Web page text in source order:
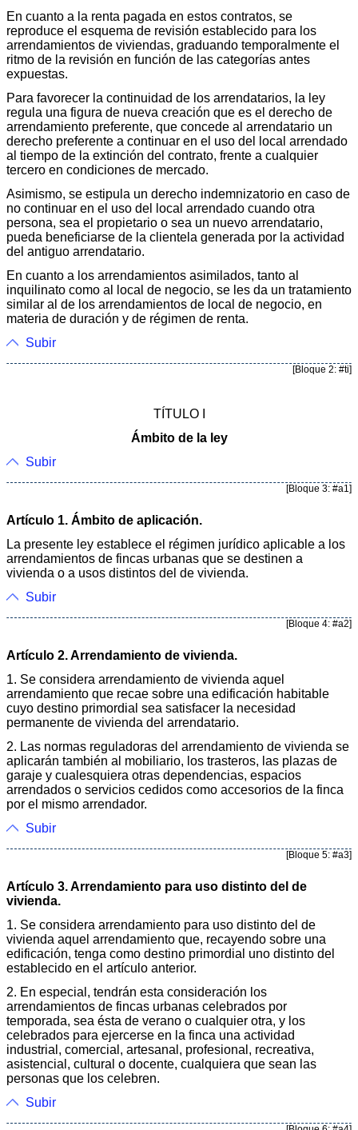
En cuanto a la renta pagada en estos contratos, se
reproduce el esquema de revisión establecido para los
arrendamientos de viviendas, graduando temporalmente el
ritmo de la revisión en función de las categorías antes
expuestas.
Para favorecer la continuidad de los arrendatarios, la ley
regula una figura de nueva creación que es el derecho de
arrendamiento preferente, que concede al arrendatario un
derecho preferente a continuar en el uso del local arrendado
al tiempo de la extinción del contrato, frente a cualquier
tercero en condiciones de mercado.
Asimismo, se estipula un derecho indemnizatorio en caso de
no continuar en el uso del local arrendado cuando otra
persona, sea el propietario o sea un nuevo arrendatario,
pueda beneficiarse de la clientela generada por la actividad
del antiguo arrendatario.
En cuanto a los arrendamientos asimilados, tanto al
inquilinato como al local de negocio, se les da un tratamiento
similar al de los arrendamientos de local de negocio, en
materia de duración y de régimen de renta.
Subir
[Bloque 2: #ti]
TÍTULO I
Ámbito de la ley
Subir
[Bloque 3: #a1]
Artículo 1. Ámbito de aplicación.
La presente ley establece el régimen jurídico aplicable a los
arrendamientos de fincas urbanas que se destinen a
vivienda o a usos distintos del de vivienda.
Subir
[Bloque 4: #a2]
Artículo 2. Arrendamiento de vivienda.
1. Se considera arrendamiento de vivienda aquel
arrendamiento que recae sobre una edificación habitable
cuyo destino primordial sea satisfacer la necesidad
permanente de vivienda del arrendatario.
2. Las normas reguladoras del arrendamiento de vivienda se
aplicarán también al mobiliario, los trasteros, las plazas de
garaje y cualesquiera otras dependencias, espacios
arrendados o servicios cedidos como accesorios de la finca
por el mismo arrendador.
Subir
[Bloque 5: #a3]
Artículo 3. Arrendamiento para uso distinto del de
vivienda.
1. Se considera arrendamiento para uso distinto del de
vivienda aquel arrendamiento que, recayendo sobre una
edificación, tenga como destino primordial uno distinto del
establecido en el artículo anterior.
2. En especial, tendrán esta consideración los
arrendamientos de fincas urbanas celebrados por
temporada, sea ésta de verano o cualquier otra, y los
celebrados para ejercerse en la finca una actividad
industrial, comercial, artesanal, profesional, recreativa,
asistencial, cultural o docente, cualquiera que sean las
personas que los celebren.
Subir